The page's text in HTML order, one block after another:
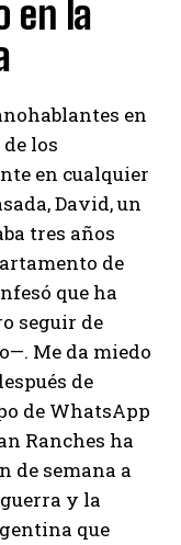
en la
en
los
en cualquier
David, un
tres años
de
que ha
seguir de
Me da miedo
de
de WhatsApp
Ranches ha
de semana a
y la
que